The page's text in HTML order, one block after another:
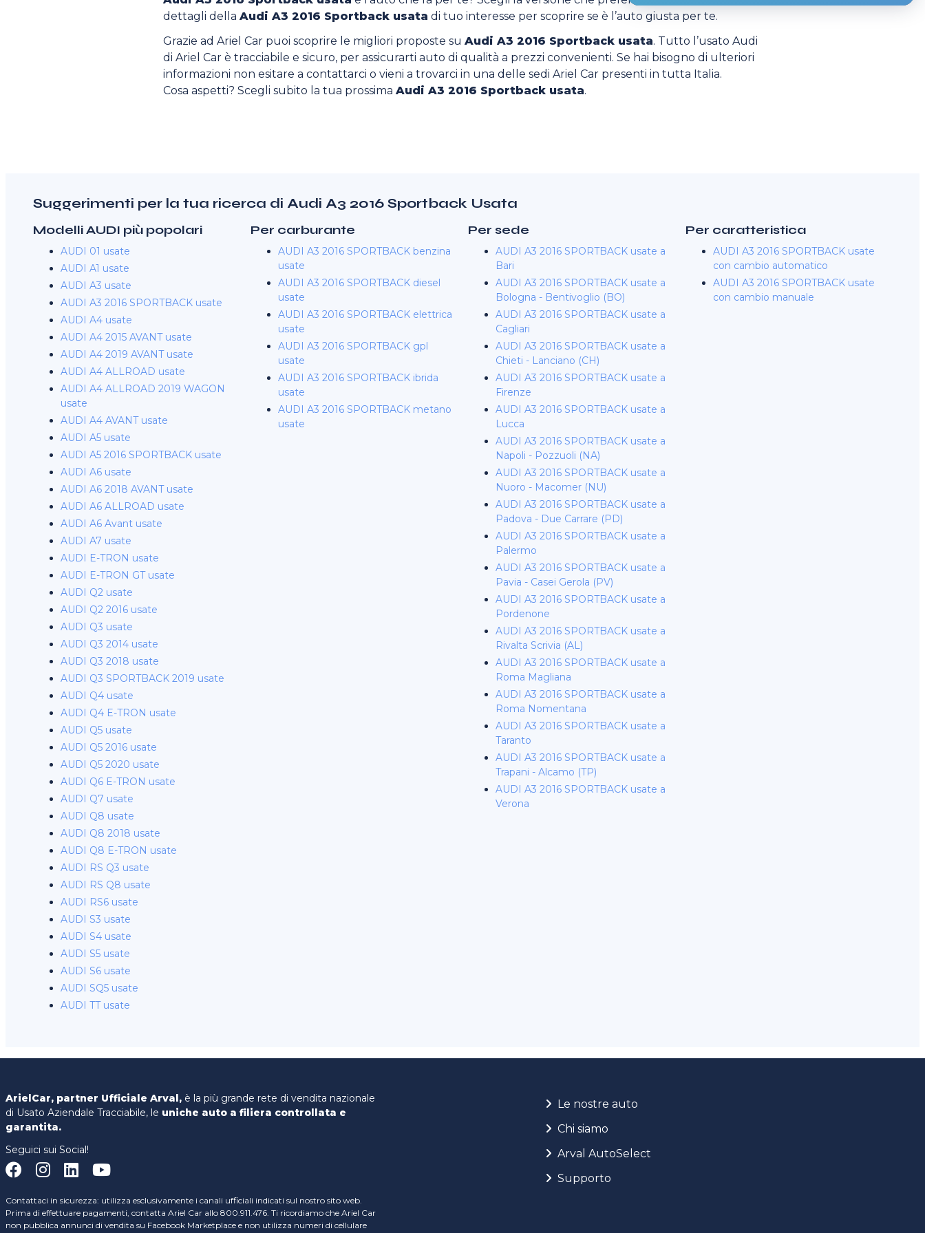
dettagli dellaAudi A3 2016 Sportback usata di tuo interesse per scoprire se è l’auto giusta per te.
Grazie ad Ariel Car puoi scoprire le migliori proposte suAudi A3 2016 Sportback usata. Tutto l’usato Audi
di Ariel Car è tracciabile e sicuro, per assicurarti auto di qualità a prezzi convenienti. Se hai bisogno di ulteriori
informazioni non esitare a contattarci o vieni a trovarci in una delle sedi Ariel Car presenti in tutta Italia.
Cosa aspetti? Scegli subito la tua prossimaAudi A3 2016 Sportback usata.
Suggerimenti per la tua ricerca di Audi A3 2016 Sportback Usata
Modelli AUDI più popolari
AUDI 01 usate
AUDI A1 usate
AUDI A3 usate
AUDI A3 2016 SPORTBACK usate
AUDI A4 usate
AUDI A4 2015 AVANT usate
AUDI A4 2019 AVANT usate
AUDI A4 ALLROAD usate
AUDI A4 ALLROAD 2019 WAGON
usate
AUDI A4 AVANT usate
AUDI A5 usate
AUDI A5 2016 SPORTBACK usate
AUDI A6 usate
AUDI A6 2018 AVANT usate
AUDI A6 ALLROAD usate
AUDI A6 Avant usate
AUDI A7 usate
AUDI E-TRON usate
AUDI E-TRON GT usate
AUDI Q2 usate
AUDI Q2 2016 usate
AUDI Q3 usate
AUDI Q3 2014 usate
AUDI Q3 2018 usate
AUDI Q3 SPORTBACK 2019 usate
AUDI Q4 usate
AUDI Q4 E-TRON usate
AUDI Q5 usate
AUDI Q5 2016 usate
AUDI Q5 2020 usate
AUDI Q6 E-TRON usate
AUDI Q7 usate
AUDI Q8 usate
AUDI Q8 2018 usate
AUDI Q8 E-TRON usate
AUDI RS Q3 usate
AUDI RS Q8 usate
AUDI RS6 usate
AUDI S3 usate
AUDI S4 usate
AUDI S5 usate
AUDI S6 usate
AUDI SQ5 usate
AUDI TT usate
Per carburante
AUDI A3 2016 SPORTBACK benzina
usate
AUDI A3 2016 SPORTBACK diesel
usate
AUDI A3 2016 SPORTBACK elettrica
usate
AUDI A3 2016 SPORTBACK gpl
usate
AUDI A3 2016 SPORTBACK ibrida
usate
AUDI A3 2016 SPORTBACK metano
usate
Per sede
AUDI A3 2016 SPORTBACK usate a
Bari
AUDI A3 2016 SPORTBACK usate a
Bologna - Bentivoglio (BO)
AUDI A3 2016 SPORTBACK usate a
Cagliari
AUDI A3 2016 SPORTBACK usate a
Chieti - Lanciano (CH)
AUDI A3 2016 SPORTBACK usate a
Firenze
AUDI A3 2016 SPORTBACK usate a
Lucca
AUDI A3 2016 SPORTBACK usate a
Napoli - Pozzuoli (NA)
AUDI A3 2016 SPORTBACK usate a
Nuoro - Macomer (NU)
AUDI A3 2016 SPORTBACK usate a
Padova - Due Carrare (PD)
AUDI A3 2016 SPORTBACK usate a
Palermo
AUDI A3 2016 SPORTBACK usate a
Pavia - Casei Gerola (PV)
AUDI A3 2016 SPORTBACK usate a
Pordenone
AUDI A3 2016 SPORTBACK usate a
Rivalta Scrivia (AL)
AUDI A3 2016 SPORTBACK usate a
Roma Magliana
AUDI A3 2016 SPORTBACK usate a
Roma Nomentana
AUDI A3 2016 SPORTBACK usate a
Taranto
AUDI A3 2016 SPORTBACK usate a
Trapani - Alcamo (TP)
AUDI A3 2016 SPORTBACK usate a
Verona
Per caratteristica
AUDI A3 2016 SPORTBACK usate
con cambio automatico
AUDI A3 2016 SPORTBACK usate
con cambio manuale
ArielCar, partner Ufficiale Arval, è la più grande rete di vendita nazionale
di Usato Aziendale Tracciabile, le uniche auto a filiera controllata e
garantita.
Seguici sui Social!
Contattaci in sicurezza: utilizza esclusivamente i canali ufficiali indicati sul nostro sito web.
Prima di effettuare pagamenti, contatta Ariel Car allo 800.911.476. Ti ricordiamo che Ariel Car
non pubblica annunci di vendita su Facebook Marketplace e non utilizza numeri di cellulare
Le nostre auto
Chi siamo
Arval AutoSelect
Supporto